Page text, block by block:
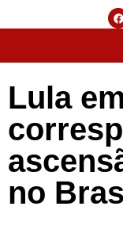
Lula
no